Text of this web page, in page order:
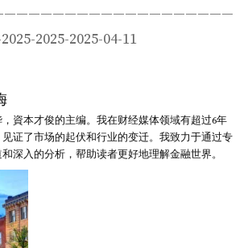
2025-2025-04-11
資本才俊的主编。我在财经媒体领域有超过6年
见证了市场的起伏和行业的变迁。我致力于通过专
深入的分析，帮助读者更好地理解金融世界。